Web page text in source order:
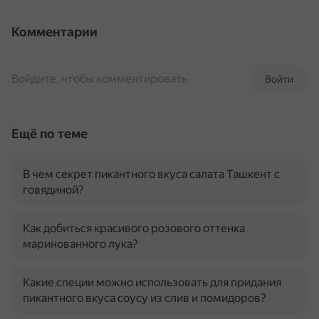
Комментарии
Войти
Войдите, чтобы комментировать
Ещё по теме
В чем секрет пикантного вкуса салата Ташкент с
говядиной?
Как добиться красивого розового оттенка
маринованного лука?
Какие специи можно использовать для придания
пикантного вкуса соусу из слив и помидоров?